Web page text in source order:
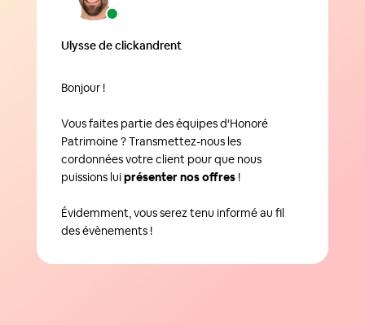
Ulysse de clickandrent
Bonjour !
Vous faites partie des équipes d'Honoré
Patrimoine ? Transmettez-nous les
cordonnées votre client pour que nous
puissions luiprésenter nos offres!
Évidemment, vous serez tenu informé au fil
des évènements !